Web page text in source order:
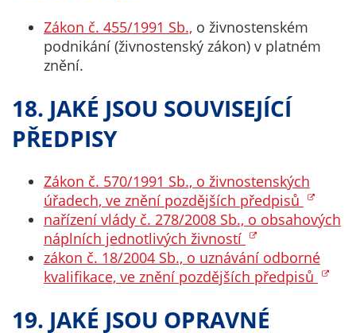
Zákon č. 455/1991 Sb., o živnostenském
podnikání (živnostenský zákon) v platném
znění.
18. JAKÉ JSOU SOUVISEJÍCÍ
PŘEDPISY
Zákon č. 570/1991 Sb., o živnostenských
úřadech, ve znění pozdějších předpisů
nařízení vlády č. 278/2008 Sb., o obsahových
náplních jednotlivých živností
zákon č. 18/2004 Sb., o uznávání odborné
kvalifikace, ve znění pozdějších předpisů
19. JAKÉ JSOU OPRAVNÉ